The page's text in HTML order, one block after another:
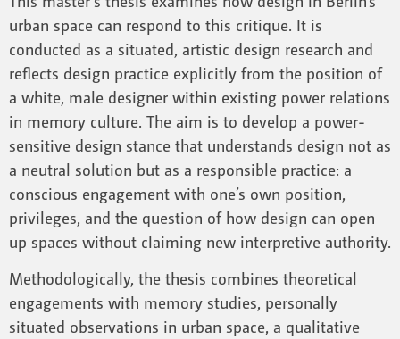
urban space can respond to this critique. It is
conducted as a situated, artistic design research and
reflects design practice explicitly from the position of
a white, male designer within existing power relations
in memory culture. The aim is to develop a power-
sensitive design stance that understands design not as
a neutral solution but as a responsible practice: a
conscious engagement with one’s own position,
privileges, and the question of how design can open
up spaces without claiming new interpretive authority.
Methodologically, the thesis combines theoretical
engagements with memory studies, personally
situated observations in urban space, a qualitative